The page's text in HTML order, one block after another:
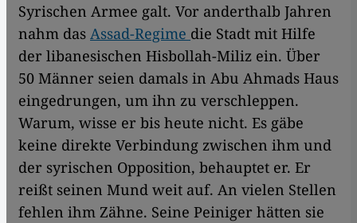
Syrischen Armee galt. Vor anderthalb Jahren
nahm das Assad-Regime die Stadt mit Hilfe
der libanesischen Hisbollah-Miliz ein. Über
50 Männer seien damals in Abu Ahmads Haus
eingedrungen, um ihn zu verschleppen.
Warum, wisse er bis heute nicht. Es gäbe
keine direkte Verbindung zwischen ihm und
der syrischen Opposition, behauptet er. Er
reißt seinen Mund weit auf. An vielen Stellen
fehlen ihm Zähne. Seine Peiniger hätten sie